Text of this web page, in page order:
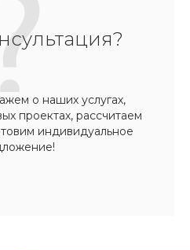
о наших услугах,
проектах, рассчитаем
индивидуальное